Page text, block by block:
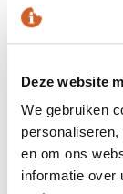
Deze website
We gebruiken
en om ons
informatie over